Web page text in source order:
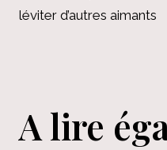
léviter d’autres aimants
A lire